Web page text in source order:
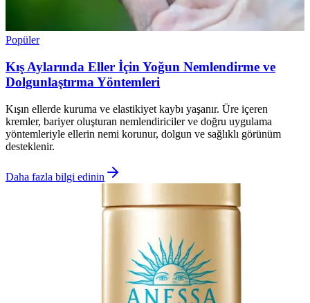
Popüler
Kış Aylarında Eller İçin Yoğun Nemlendirme ve
Dolgunlaştırma Yöntemleri
Kışın ellerde kuruma ve elastikiyet kaybı yaşanır. Üre içeren
kremler, bariyer oluşturan nemlendiriciler ve doğru uygulama
yöntemleriyle ellerin nemi korunur, dolgun ve sağlıklı görünüm
desteklenir.
Daha fazla bilgi edinin